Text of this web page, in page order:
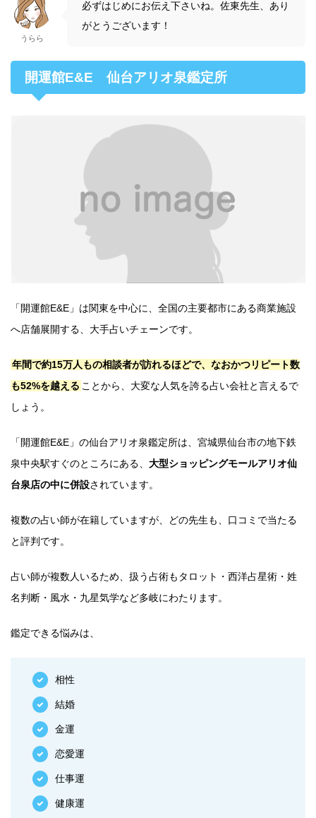
うらら
必ずはじめにお伝え下さいね。佐東先生、あり
がとうございます！
開運館E&E 仙台アリオ泉鑑定所
「開運館E&E」は関東を中心に、全国の主要都市にある商業施設
へ店舗展開する、大手占いチェーンです。
年間で約15万人もの相談者が訪れるほどで、なおかつリピート数
も52%を越える ことから、大変な人気を誇る占い会社と言えるで
しょう。
「開運館E&E」の仙台アリオ泉鑑定所は、宮城県仙台市の地下鉄
泉中央駅すぐのところにある、 大型ショッピングモールアリオ仙
台泉店の中に併設されています。
複数の占い師が在籍していますが、どの先生も、口コミで当たる
と評判です。
占い師が複数人いるため、扱う占術もタロット・西洋占星術・姓
名判断・風水・九星気学など多岐にわたります。
鑑定できる悩みは、
相性
結婚
金運
恋愛運
仕事運
健康運